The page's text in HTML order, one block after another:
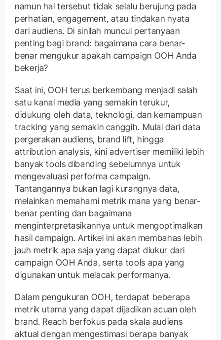
namun hal tersebut tidak selalu berujung pada
perhatian, engagement, atau tindakan nyata
dari audiens. Di sinilah muncul pertanyaan
penting bagi brand: bagaimana cara benar-
benar mengukur apakah campaign OOH Anda
bekerja?
Saat ini, OOH terus berkembang menjadi salah
satu kanal media yang semakin terukur,
didukung oleh data, teknologi, dan kemampuan
tracking yang semakin canggih. Mulai dari data
pergerakan audiens, brand lift, hingga
attribution analysis, kini advertiser memiliki lebih
banyak tools dibanding sebelumnya untuk
mengevaluasi performa campaign.
Tantangannya bukan lagi kurangnya data,
melainkan memahami metrik mana yang benar-
benar penting dan bagaimana
menginterpretasikannya untuk mengoptimalkan
hasil campaign. Artikel ini akan membahas lebih
jauh metrik apa saja yang dapat diukur dari
campaign OOH Anda, serta tools apa yang
digunakan untuk melacak performanya.
Dalam pengukuran OOH, terdapat beberapa
metrik utama yang dapat dijadikan acuan oleh
brand. Reach berfokus pada skala audiens
aktual dengan mengestimasi berapa banyak